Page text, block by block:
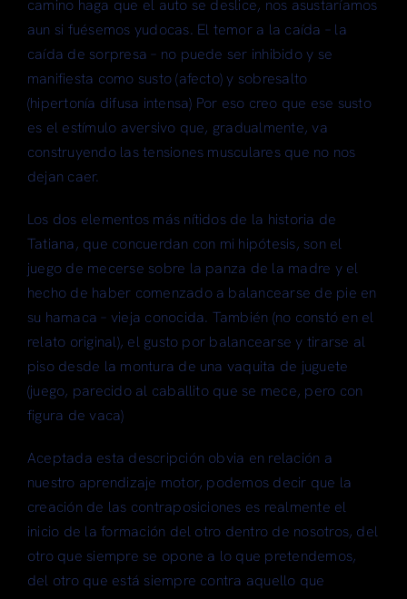
camino haga que el auto se deslice, nos asustaríamos
aun si fuésemos yudocas. El temor a la caída – la
caída de sorpresa – no puede ser inhibido y se
manifiesta como susto (afecto) y sobresalto
(hipertonía difusa intensa) Por eso creo que ese susto
es el estímulo aversivo que, gradualmente, va
construyendo las tensiones musculares que no nos
dejan caer.
Los dos elementos más nítidos de la historia de
Tatiana, que concuerdan con mi hipótesis, son el
juego de mecerse sobre la panza de la madre y el
hecho de haber comenzado a balancearse de pie en
su hamaca – vieja conocida. También (no constó en el
relato original), el gusto por balancearse y tirarse al
piso desde la montura de una vaquita de juguete
(juego, parecido al caballito que se mece, pero con
figura de vaca)
Aceptada esta descripción obvia en relación a
nuestro aprendizaje motor, podemos decir que la
creación de las contraposiciones es realmente el
inicio de la formación del otro dentro de nosotros, del
otro que siempre se opone a lo que pretendemos,
del otro que está siempre contra aquello que